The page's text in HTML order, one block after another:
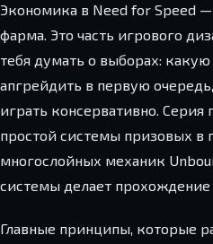
Экономика в Need for Speed
фарма. Это часть игрового
тебя думать о выборах:
апгрейдить в первую
играть консервативно. Серия
простой системы призовых в
многослойных механик
системы делает прохождение
Главные принципы, которые